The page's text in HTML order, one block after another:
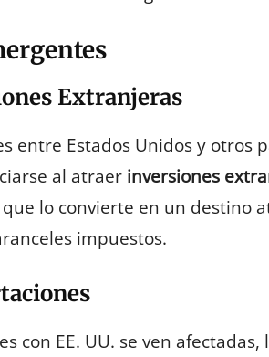
Extranjeras
entre Estados Unidos y otros
al atraer inversiones
lo convierte en un destino
impuestos.
con EE. UU. se ven